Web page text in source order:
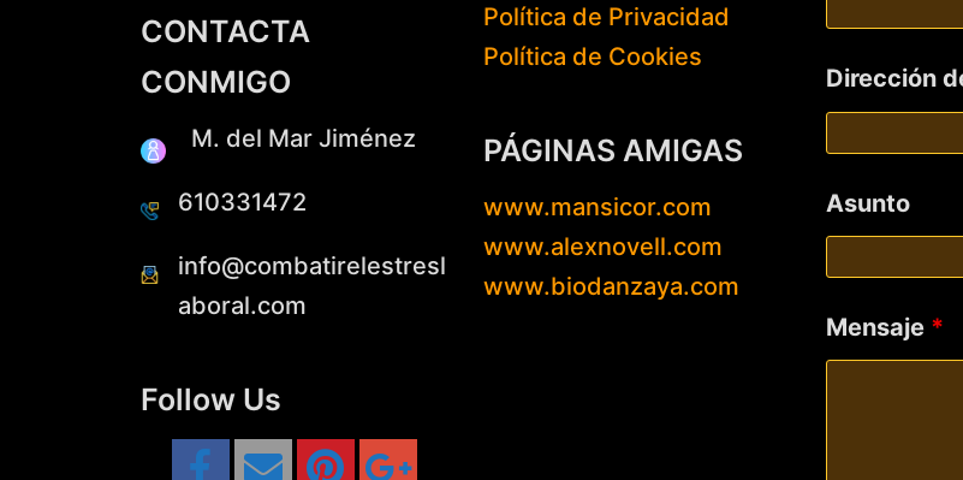
CONTACTA
CONMIGO
M. del Mar Jiménez
610331472
info@combatirelestresl
aboral.com
Follow Us
Política de Privacidad
Política de Cookies
PÁGINAS AMIGAS
www.mansicor.com
www.alexnovell.com
www.biodanzaya.com
Dirección
Asunto
Mensaje *